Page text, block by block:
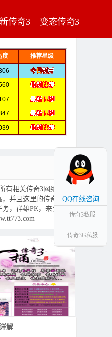
传奇3 变态传奇3
有相关传奇3网络游戏
并且这里的传奇3私
，群雄PK，来到这
解
QQ在线咨询
传奇3私服
传奇3G私服